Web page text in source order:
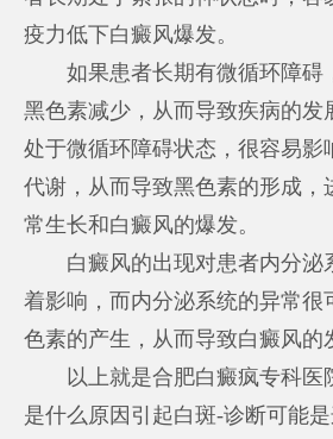
疫力低下白癜风爆发。
如果患者长期有微循环障碍
黑色素减少，从而导致疾病的发
处于微循环障碍状态，很容易影
代谢，从而导致黑色素的形成，
常生长和白癜风的爆发。
白癜风的出现对患者内分泌
着影响，而内分泌系统的异常很
色素的产生，从而导致白癜风的
以上就是合肥白癜疯专科医
是什么原因引起白斑-诊断可能